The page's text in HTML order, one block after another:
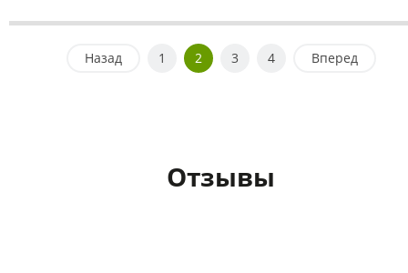
Назад 1 2 3 4 Вперед
Отзывы